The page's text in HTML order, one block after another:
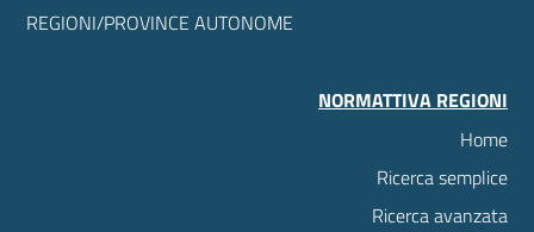
REGIONI/PROVINCE AUTONOME
NORMATTIVA REGIONI
Home
Ricerca semplice
Ricerca avanzata